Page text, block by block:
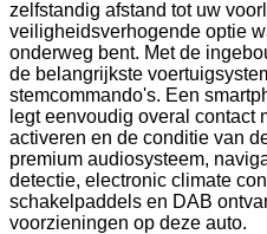
zelfstandig afstand tot uw
veiligheidsverhogende optie
onderweg bent. Met de
de belangrijkste
stemcommando's. Een
legt eenvoudig overal contact
activeren en de conditie van
premium audiosysteem,
detectie, electronic climate
schakelpaddels en DAB
voorzieningen op deze auto.